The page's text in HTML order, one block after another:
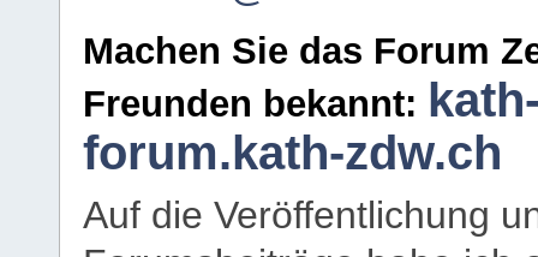
Machen Sie das Forum
Freunden bekannt:
forum.kath-zdw.ch
Auf die Veröffentlichung